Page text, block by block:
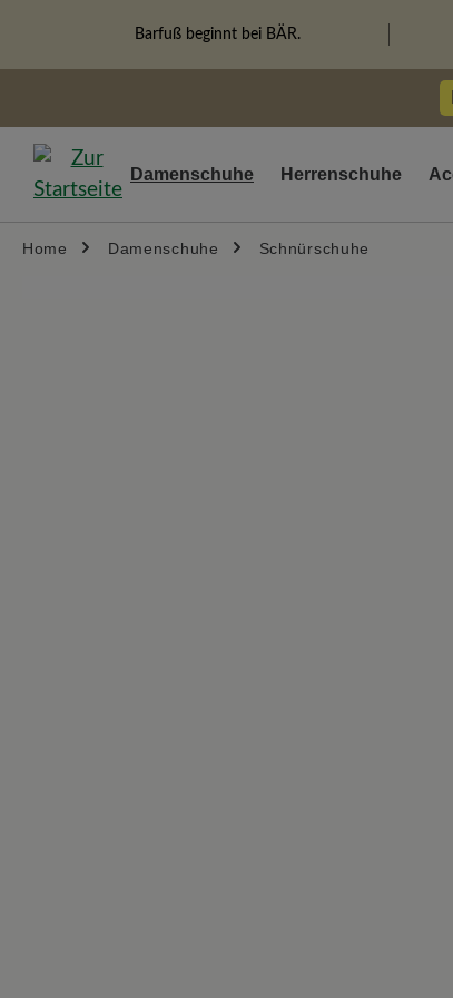
Zur Hauptnavigation springen
Barfuß beginnt bei BÄR.
Damenschuhe Herrenschuhe
Home Damenschuhe Schnürschuhe